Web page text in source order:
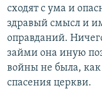
сходят с ума и
здравый смысл и
оправданий.
займи она иную
войны не была,
спасения церкви.